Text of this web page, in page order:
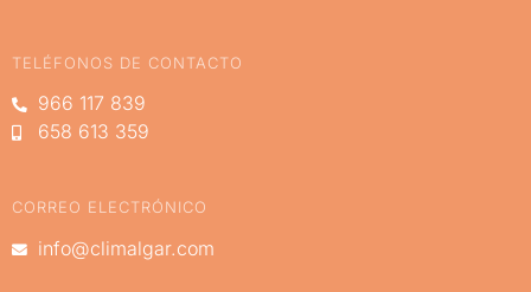
TELÉFONOS DE CONTACTO
966 117 839
658 613 359
CORREO ELECTRÓNICO
info@climalgar.com